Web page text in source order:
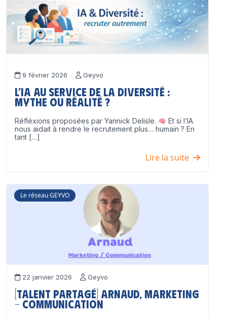
9 février 2026 Geyvo
L’IA au service de la diversité :
mythe ou réalité ?
Réfléxions proposées par Yannick Delisle.
Et si l’IA
nous aidait à rendre le recrutement plus… humain ? En
tant […]
Lire la suite
Le réseau GEYVO
22 janvier 2026 Geyvo
[Talent partagé] Arnaud, Marketing
– Communication